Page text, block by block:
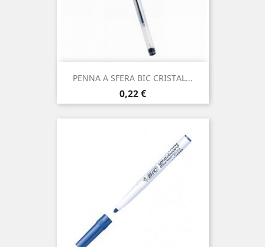
PENNA A SFERA BIC CRISTAL...
Prezzo
0,22 €